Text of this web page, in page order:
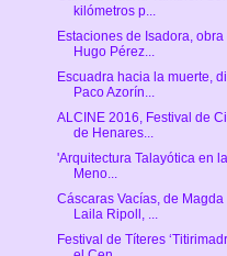
kilómetros p...
Estaciones de Isadora,
Hugo Pérez...
Escuadra hacia la muerte,
Paco Azorín...
ALCINE 2016, Festival de
de Henares...
'Arquitectura Talayótica en
Meno...
Cáscaras Vacías, de
Laila Ripoll, ...
Festival de Títeres